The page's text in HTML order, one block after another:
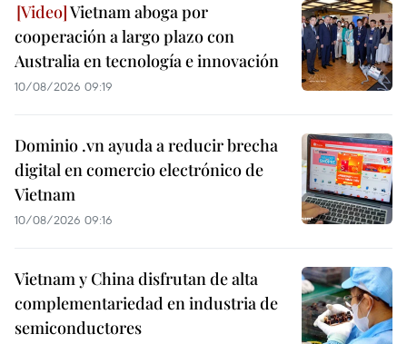
Vietnam aboga por
cooperación a largo plazo con
Australia en tecnología e innovación
10/08/2026 09:19
Dominio .vn ayuda a reducir brecha
digital en comercio electrónico de
Vietnam
10/08/2026 09:16
Vietnam y China disfrutan de alta
complementariedad en industria de
semiconductores